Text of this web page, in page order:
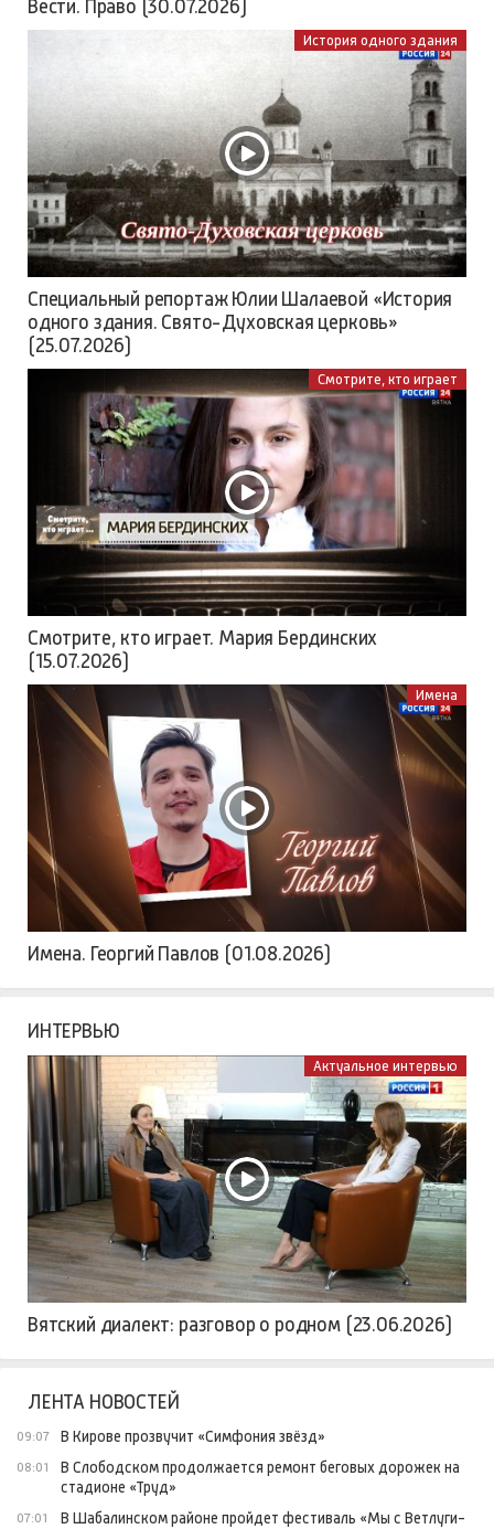
Вести. Право (30.07.2026)
История одного здания
Специальный репортаж Юлии Шалаевой «История
одного здания. Свято-Духовская церковь»
(25.07.2026)
Смотрите, кто играет
Смотрите, кто играет. Мария Бердинских
(15.07.2026)
Имена
Имена. Георгий Павлов (01.08.2026)
ИНТЕРВЬЮ
Актуальное интервью
Вятский диалект: разговор о родном (23.06.2026)
ЛЕНТА НОВОСТЕЙ
09:07 В Кирове прозвучит «Симфония звёзд»
08:01
В Слободском продолжается ремонт беговых дорожек на
стадионе «Труд»
07:01
В Шабалинском районе пройдет фестиваль «Мы с Ветлуги-